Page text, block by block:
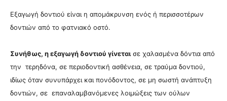
Εξαγωγή δοντιού είναι η απομάκρυνση ενός ή περισσοτέρων
δοντιών από το φατνιακό οστό.
Συνήθως, η εξαγωγή δοντιού γίνεται σε χαλασμένα δόντια από
την τερηδόνα, σε περιοδοντική ασθένεια, σε τραύμα δοντιού,
ιδίως όταν συνυπάρχει και πονόδοντος, σε μη σωστή ανάπτυξη
δοντιών, σε επαναλαμβανόμενες λοιμώξεις των ούλων